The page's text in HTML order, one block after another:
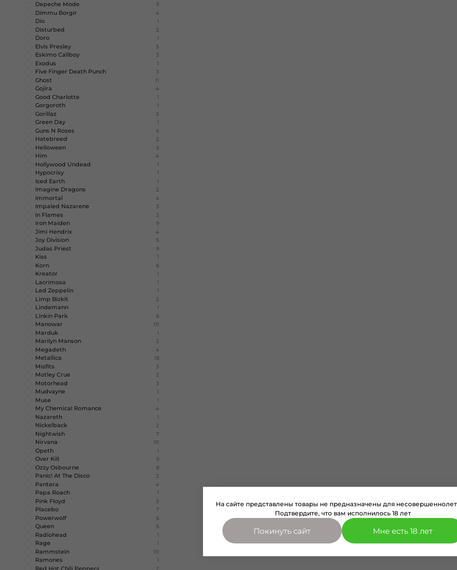
Depeche Mode 3
Dimmu Borgir 4
Dio 1
Disturbed 2
Doro 1
Elvis Presley 5
Eskimo Callboy 3
Exodus 1
Five Finger Death Punch 3
Ghost 11
Gojira 4
Good Charlotte 1
Gorgoroth 1
Gorillaz 5
Green Day 1
Guns N Roses 6
Hatebreed 2
Helloween 3
Him 4
Hollywood Undead 1
Hypocrisy 1
Iced Earth 1
Imagine Dragons 2
Immortal 4
Impaled Nazarene 3
In Flames 3
Iron Maiden 9
Jimi Hendrix 4
Joy Division 5
Judas Priest 9
Kiss 1
Korn 6
Kreator 1
Lacrimosa 1
Led Zeppelin 1
Limp Bizkit 2
Lindemann 1
Linkin Park 6
Manowar 10
Marduk 1
Marilyn Manson 2
Megadeth 4
Metallica 18
Misfits 3
Motley Crue 2
Motorhead 3
Mudvayne 1
Muse 1
My Chemical Romance 4
Nazareth 1
Nickelback 2
Nightwish 7
Nirvana 10
Opeth 1
Over Kill 9
Ozzy Osbourne 8
Panic! At The Disco 2
Pantera 4
Papa Roach 1
Pink Floyd 3
Placebo 7
Powerwolf 6
Queen 5
Radiohead 1
Rage 1
Rammstein 10
Ramones 1
2
На сайте представлены товары не предназначены для
Подтвердите, что вам исполнилось 18 лет
Покинуть сайт Мне есть 18 лет